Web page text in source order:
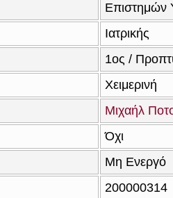
Επιστημών
Ιατρικής
1ος /
Χειμερινή
Μιχαήλ
Όχι
Μη Ενεργό
200000314